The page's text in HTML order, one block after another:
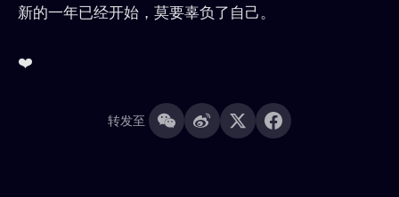
新的一年已经开始，莫要辜负了自己。
❤️
转发至